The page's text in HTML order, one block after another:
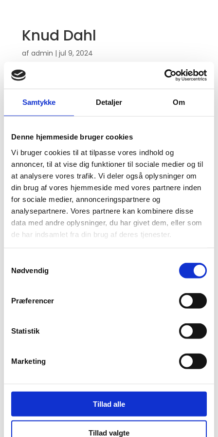
Samtykke Detaljer Om
Denne hjemmeside bruger cookies
Vi bruger cookies til at tilpasse vores indhold og
annoncer, til at vise dig funktioner til sociale medier og til
at analysere vores trafik. Vi deler også oplysninger om
din brug af vores hjemmeside med vores partnere inden
for sociale medier, annonceringspartnere og
analysepartnere. Vores partnere kan kombinere disse
data med andre oplysninger, du har givet dem, eller som
de har indsamlet fra din brug af deres tjenester.
Nødvendig
Præferencer
Statistik
Marketing
Tillad alle
Tillad valgte
Knud Dahl
af admin | jul 9, 2024
Søg
Recent Posts
TL Byg søger tømrere til entreprise projekter
Første spadestik til AaB af 1885’s nye klubhusprojekt